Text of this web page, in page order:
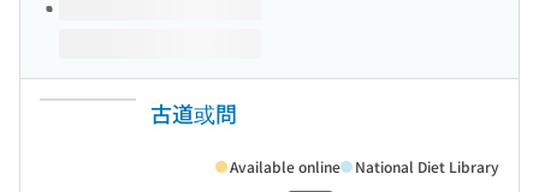
古道或問
Available online National Diet Library